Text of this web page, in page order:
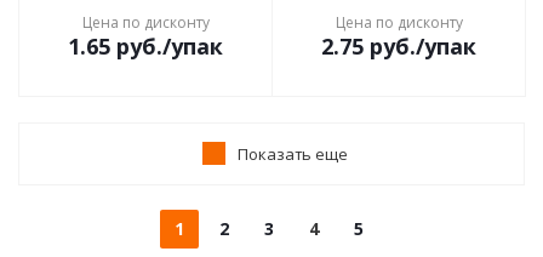
Цена по дисконту
1.65 руб./упак
Цена по дисконту
2.75 руб./упак
Показать еще
1 2 3 4 5